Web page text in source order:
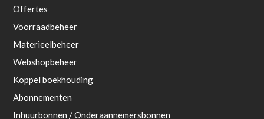
Offertes
Voorraadbeheer
Materieelbeheer
Webshopbeheer
Koppel boekhouding
Abonnementen
Inhuurbonnen / Onderaannemersbonnen